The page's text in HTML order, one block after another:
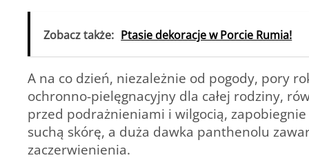
Zobacz także: Ptasie dekoracje w Porcie Rumia!
A na co dzień, niezależnie od pogody, pory
ochronno-pielęgnacyjny dla całej rodziny,
przed podrażnieniami i wilgocią,
suchą skórę, a duża dawka panthenolu
zaczerwienienia.